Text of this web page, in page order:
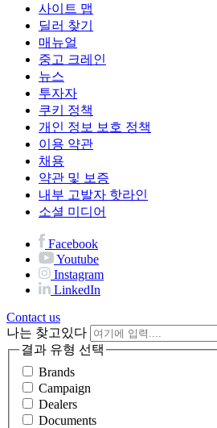
사이트 맵
딜러 찾기
매뉴얼
중고 크레인
뉴스
투자자
쿠키 정책
개인 정보 보호 정책
이용 약관
채용
약관 및 보증
내부 고발자 핫라인
소셜 미디어
Facebook
Youtube
Instagram
LinkedIn
Contact us
나는 찾고있다
결과 유형 선택
Brands
Campaign
Dealers
Documents